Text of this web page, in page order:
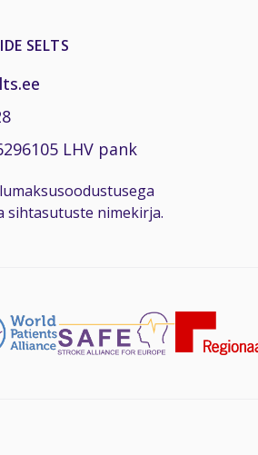
SELTS
LHV pank
nimekirja.